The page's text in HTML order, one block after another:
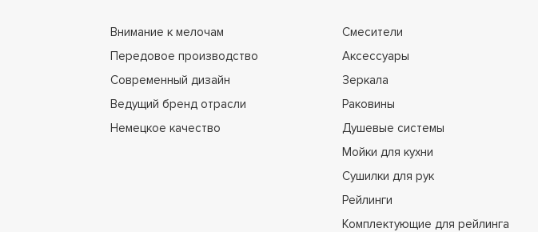
Внимание к мелочам
Передовое производство
Современный дизайн
Ведущий бренд отрасли
Немецкое качество
Смесители
Аксессуары
Зеркала
Раковины
Душевые системы
Мойки для кухни
Сушилки для рук
Рейлинги
Комплектующие для рейлинга